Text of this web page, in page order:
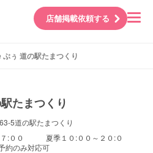
店舗掲載依頼する
ぅ 道の駅たまつくり
たまつくり
5道の駅たまつくり
７:００ 夏季１０:００～２０:０
のみ対応可